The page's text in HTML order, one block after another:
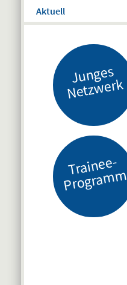
Aktuell
J
u
n
g
es
N
etz
w
er
k
Tr
ai
n
e
e-
Pr
o
gr
a
m
m